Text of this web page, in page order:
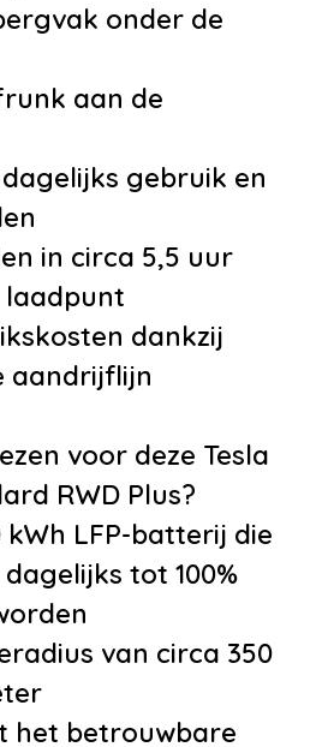
onder de
aan de
gebruik en
in circa 5,5 uur
laadpunt
dankzij
aandrijflijn
voor deze Tesla
RWD Plus?
LFP-batterij die
tot 100%
van circa 350
het betrouwbare